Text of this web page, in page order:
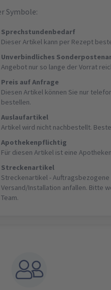
Symbole:
Sprechstundenbedarf
Dieser Artikel kann per Rezept
Unverbindliches
Angebot nur so lange der Vorrat
Preis auf Anfrage
Diesen Artikel können Sie nur
bestellen.
Auslaufartikel
Artikel wird nicht nachbestellt.
Apothekenpflichtig
Für diesen Artikel ist eine
Streckenartikel
Streckenartikel -
Versand/Installation anfallen. Bitte
Team.